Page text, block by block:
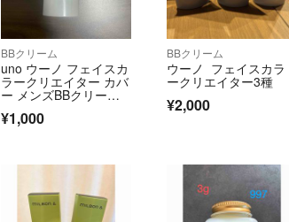
BBクリーム
uno ウーノ フェイスカ
ラークリエイター カバ
ー メンズBBクリーム S
¥1,000
BBクリーム
ウーノ フェイスカラ
ークリエイター3種
¥2,000